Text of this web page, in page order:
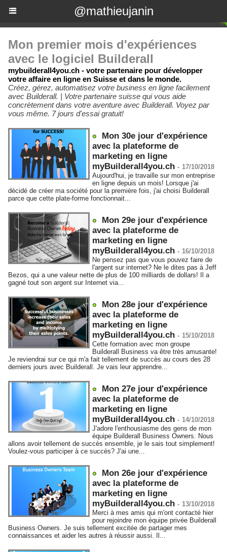
@mathieujanin
Mon premier mois d'expériences
avec le logiciel Builderall
mybuilderall4you.ch - votre partenaire pour développer
votre affaire en ligne en Suisse et dans le monde.
Créez, gérez, automatisez votre business en ligne facilement
avec Builderall. | Votre partenaire suisse qui vous aide
concrètement dans votre aventure avec Builderall. Voyez par
vous même. 7 jours d'essai gratuit!
Mon 30e jour d'expérience
avec la plateforme de
marketing en ligne
myBuilderall4you.ch - 17/10/2018
Aujourd'hui, je travaille sur mon entreprise
en ligne depuis un mois! Lorsque j'ai
décidé de créer ma société pour la première fois, j'ai choisi Builderall
parce que cette plate-forme fonctionnait...
Mon 29e jour d'expérience
avec la plateforme de
marketing en ligne
myBuilderall4you.ch - 16/10/2018
Ne pensez pas que vous pouvez faire de
l'argent sur internet? Ne le dites pas à Jeff
Bezos, qui a une valeur nette de plus de 100 milliards de dollars! Il a
gagné tout son argent sur Internet via...
Mon 28e jour d'expérience
avec la plateforme de
marketing en ligne
myBuilderall4you.ch - 15/10/2018
Cette formation avec mon groupe
Builderall Business va être très amusante!
Je reviendrai sur ce qui m'a fait tellement de succès au cours des 28
derniers jours avec Builderall. Je vais leur apprendre...
Mon 27e jour d'expérience
avec la plateforme de
marketing en ligne
myBuilderall4you.ch - 14/10/2018
J'adore l'enthousiasme des gens de mon
équipe Builderall Business Owners. Nous
allons avoir tellement de succès ensemble, je le sais tout simplement!
Voulez-vous participer à ce succès? J'ai une...
Mon 26e jour d'expérience
avec la plateforme de
marketing en ligne
myBuilderall4you.ch - 13/10/2018
Merci à mes amis qui m'ont contacté hier
pour rejoindre mon équipe privée Builderall
Business Owners. Je suis tellement excitée de partager mes
connaissances et aider les autres à réussir aussi. Il...